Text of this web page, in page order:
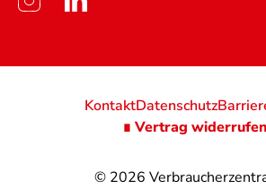
© 2026
KontaktDatenschutz
∎ Vertrag